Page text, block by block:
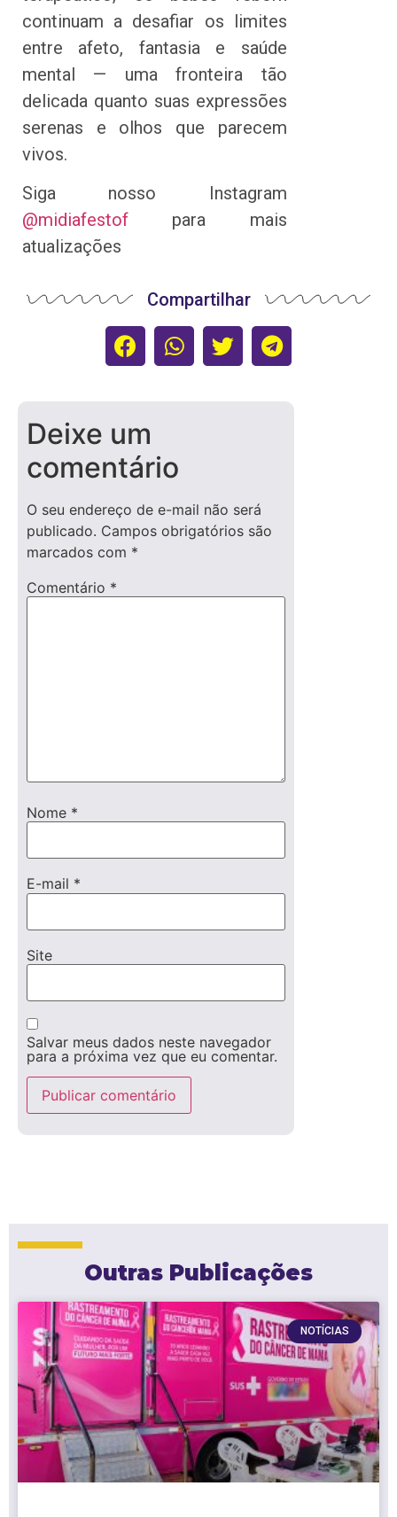
continuam a desafiar os limites
entre afeto, fantasia e saúde
mental — uma fronteira tão
delicada quanto suas expressões
serenas e olhos que parecem
vivos.
Siga nosso Instagram
@midiafestof para mais
atualizações
Compartilhar
Deixe um
comentário
O seu endereço de e-mail não será
publicado. Campos obrigatórios são
marcados com *
Comentário *
Nome *
E-mail *
Site
Salvar meus dados neste navegador
para a próxima vez que eu comentar.
Outras Publicações
NOTÍCIAS